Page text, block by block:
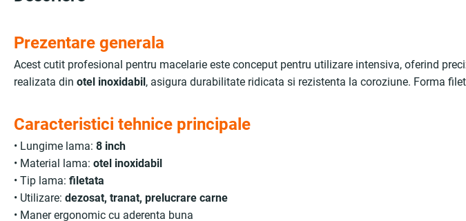
Prezentare generala
Acest cutit profesional pentru macelarie este conceput pentru utilizare intensiva, oferind
realizata din otel inoxidabil, asigura durabilitate ridicata si rezistenta la coroziune. Forma
Caracteristici tehnice principale
• Lungime lama: 8 inch
• Material lama: otel inoxidabil
• Tip lama: filetata
• Utilizare: dezosat, tranat, prelucrare carne
• Maner ergonomic cu aderenta buna